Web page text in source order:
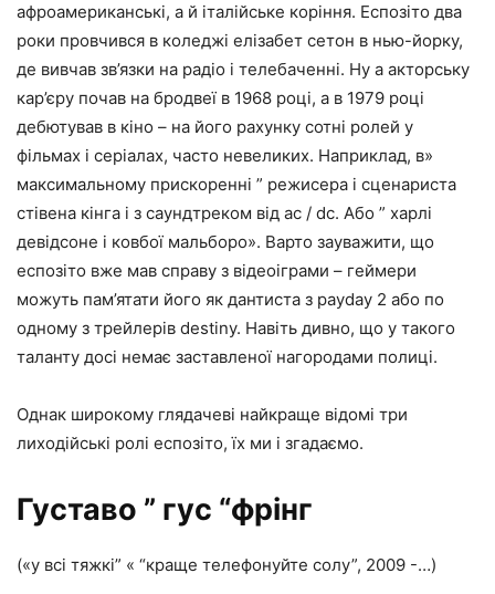
афроамериканські, а й італійське коріння. Еспозіто два
роки провчився в коледжі елізабет сетон в нью-йорку,
де вивчав зв’язки на радіо і телебаченні. Ну а акторську
кар’єру почав на бродвеї в 1968 році, а в 1979 році
дебютував в кіно – на його рахунку сотні ролей у
фільмах і серіалах, часто невеликих. Наприклад, в»
максимальному прискоренні ” режисера і сценариста
стівена кінга і з саундтреком від ac / dc. Або ” харлі
девідсоне і ковбої мальборо». Варто зауважити, що
еспозіто вже мав справу з відеоіграми – геймери
можуть пам’ятати його як дантиста з payday 2 або по
одному з трейлерів destiny. Навіть дивно, що у такого
таланту досі немає заставленої нагородами полиці.
Однак широкому глядачеві найкраще відомі три
лиходійські ролі еспозіто, їх ми і згадаємо.
Густаво ” гус “фрінг
(«у всі тяжкі” « “краще телефонуйте солу”, 2009 -…)